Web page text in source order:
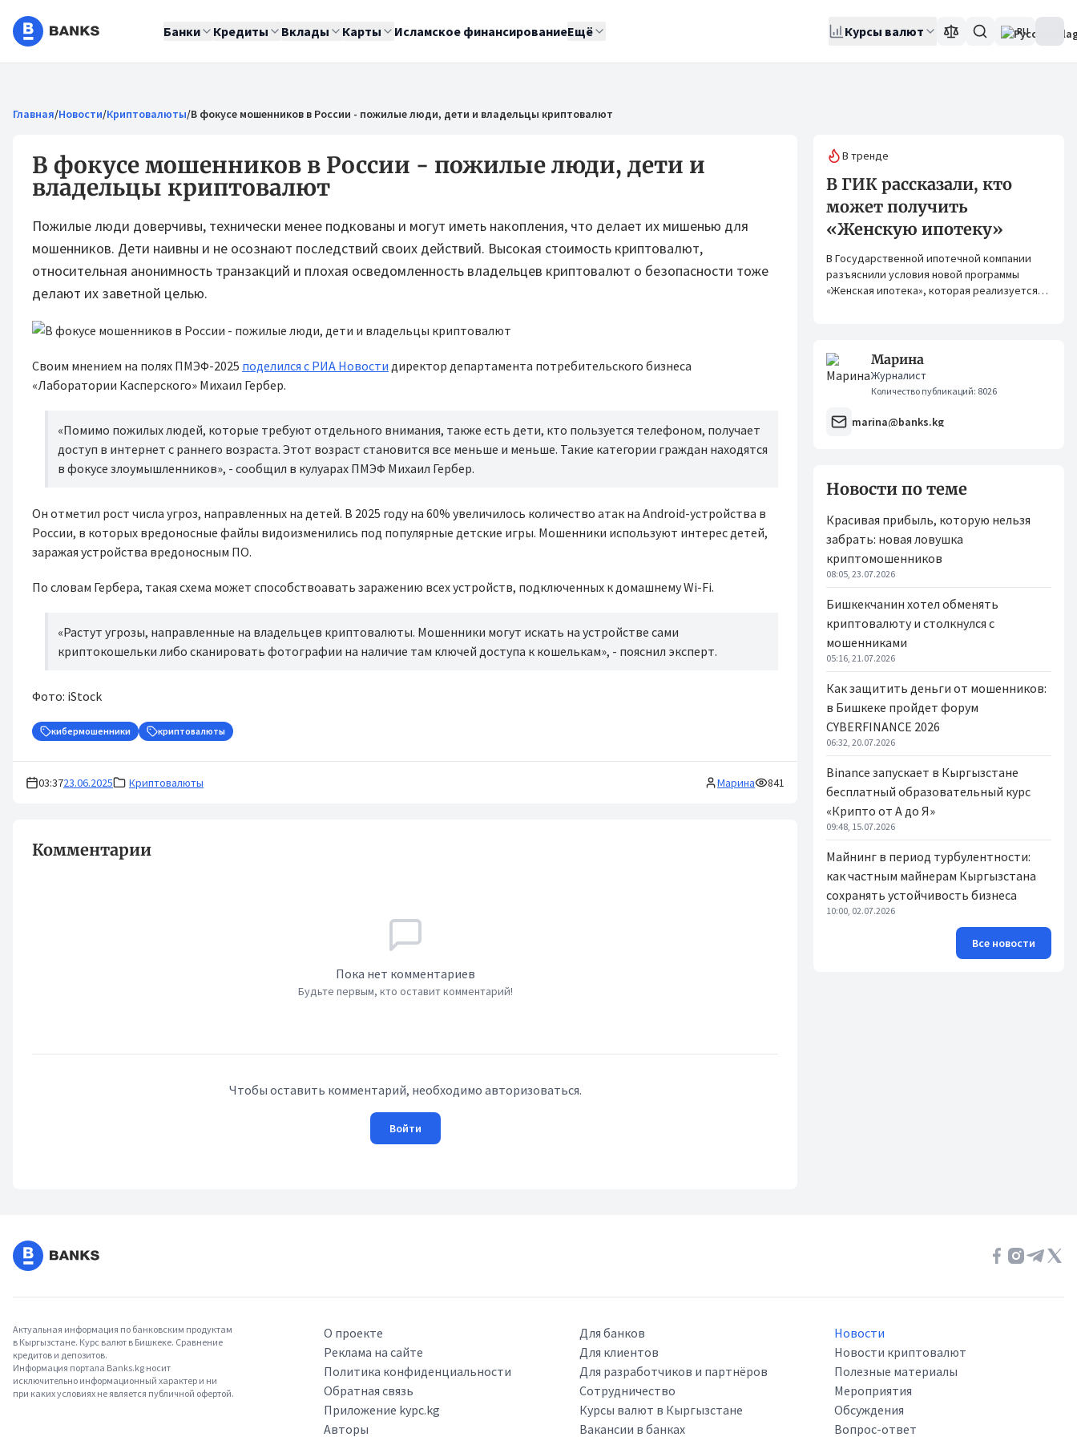
Банки Кредиты Вклады Карты Исламское финансированиеЕщё Курсы валют RU
Главная/Новости/Криптовалюты/В фокусе мошенников в России - пожилые люди, дети и владельцы криптовалют
В фокусе мошенников в России - пожилые люди, дети и
владельцы криптовалют
Пожилые люди доверчивы, технически менее подкованы и могут иметь накопления, что делает их мишенью для
мошенников. Дети наивны и не осознают последствий своих действий. Высокая стоимость криптовалют,
относительная анонимность транзакций и плохая осведомленность владельцев криптовалют о безопасности тоже
делают их заветной целью.
Своим мнением на полях ПМЭФ-2025 поделился с РИА Новости директор департамента потребительского бизнеса
«Лаборатории Касперского» Михаил Гербер.
«Помимо пожилых людей, которые требуют отдельного внимания, также есть дети, кто пользуется телефоном, получает
доступ в интернет с раннего возраста. Этот возраст становится все меньше и меньше. Такие категории граждан находятся
в фокусе злоумышленников», - сообщил в кулуарах ПМЭФ Михаил Гербер.
Он отметил рост числа угроз, направленных на детей. В 2025 году на 60% увеличилось количество атак на Android-устройства в
России, в которых вредоносные файлы видоизменились под популярные детские игры. Мошенники используют интерес детей,
заражая устройства вредоносным ПО.
По словам Гербера, такая схема может способствоавать заражению всех устройств, подключенных к домашнему Wi-Fi.
«Растут угрозы, направленные на владельцев криптовалюты. Мошенники могут искать на устройстве сами
криптокошельки либо сканировать фотографии на наличие там ключей доступа к кошелькам», - пояснил эксперт.
Фото: iStock
кибермошенники криптовалюты
03:3723.06.2025 Криптовалюты Марина 841
Комментарии
Пока нет комментариев
Будьте первым, кто оставит комментарий!
Чтобы оставить комментарий, необходимо авторизоваться.
Войти
В тренде
В ГИК рассказали, кто
может получить
«Женскую ипотеку»
В Государственной ипотечной компании
разъяснили условия новой программы
«Женская ипотека», которая реализуется
Марина
Журналист
Количество публикаций: 8026
marina@banks.kg
Новости по теме
Красивая прибыль, которую нельзя
забрать: новая ловушка
криптомошенников
08:05, 23.07.2026
Бишкекчанин хотел обменять
криптовалюту и столкнулся с
мошенниками
05:16, 21.07.2026
Как защитить деньги от мошенников:
в Бишкеке пройдет форум
CYBERFINANCE 2026
06:32, 20.07.2026
Binance запускает в Кыргызстане
бесплатный образовательный курс
«Крипто от А до Я»
09:48, 15.07.2026
Майнинг в период турбулентности:
как частным майнерам Кыргызстана
сохранять устойчивость бизнеса
10:00, 02.07.2026
Все новости
Актуальная информация по банковским продуктам
в Кыргызстане. Курс валют в Бишкеке. Сравнение
кредитов и депозитов.
Информация портала Banks.kg носит
исключительно информационный характер и ни
при каких условиях не является публичной офертой.
О проекте
Реклама на сайте
Политика конфиденциальности
Обратная связь
Приложение kypc.kg
Авторы
Для банков
Для клиентов
Для разработчиков и партнёров
Сотрудничество
Курсы валют в Кыргызстане
Вакансии в банках
Новости
Новости криптовалют
Полезные материалы
Мероприятия
Обсуждения
Вопрос-ответ